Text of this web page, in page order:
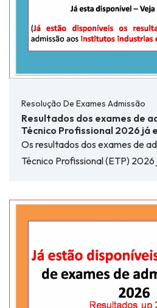
Resolução De Exames Admissão
Resultados dos exames de
Técnico Profissional 2026 já
Os resultados dos exames de
Técnico Profissional (ETP)